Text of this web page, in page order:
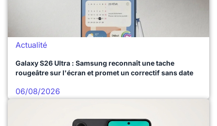
Actualité
Galaxy S26 Ultra : Samsung reconnaît une tache
rougeâtre sur l'écran et promet un correctif sans date
06/08/2026